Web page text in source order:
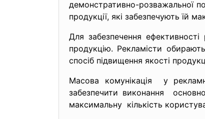
демонстративно-розважальної
продукції, які забезпечують їй
Для забезпечення ефективності
продукцію. Рекламісти
спосіб підвищення якості
Масова комунікація у
забезпечити виконання
максимальну кількість